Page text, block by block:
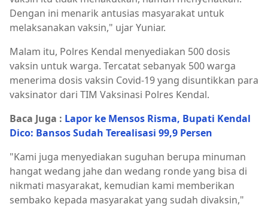
Dengan ini menarik antusias masyarakat untuk
melaksanakan vaksin," ujar Yuniar.
Malam itu, Polres Kendal menyediakan 500 dosis
vaksin untuk warga. Tercatat sebanyak 500 warga
menerima dosis vaksin Covid-19 yang disuntikkan para
vaksinator dari TIM Vaksinasi Polres Kendal.
Baca Juga : Lapor ke Mensos Risma, Bupati Kendal
Dico: Bansos Sudah Terealisasi 99,9 Persen
"Kami juga menyediakan suguhan berupa minuman
hangat wedang jahe dan wedang ronde yang bisa di
nikmati masyarakat, kemudian kami memberikan
sembako kepada masyarakat yang sudah divaksin,"